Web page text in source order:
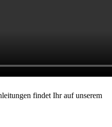
findet Ihr auf unserem